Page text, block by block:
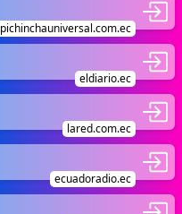
pichinchauniversal.com.ec
eldiario.ec
lared.com.ec
ecuadoradio.ec